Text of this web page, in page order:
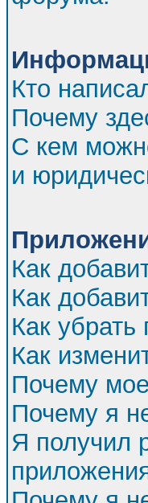
Кто
Почему
С кем
и
Как
Как
Как
Как
Почему
Почему я
Я получил